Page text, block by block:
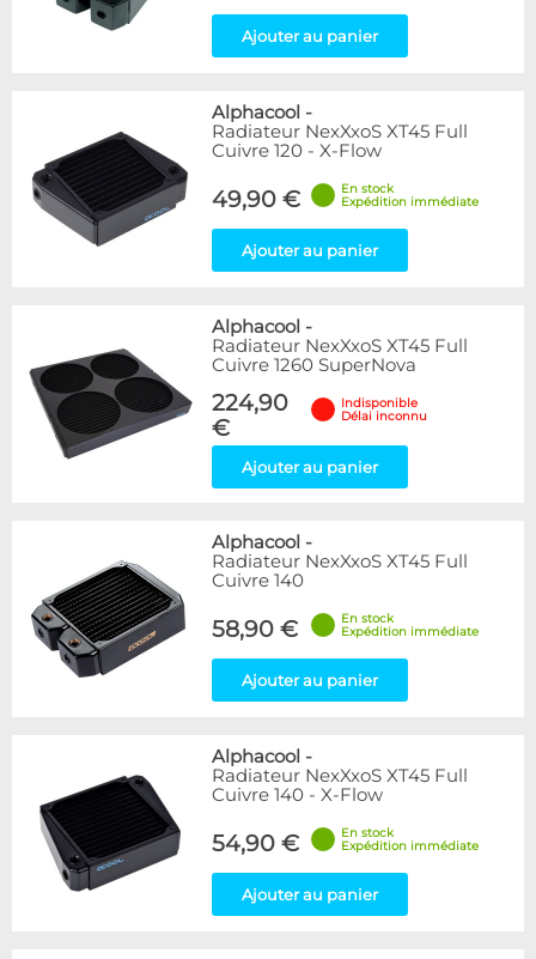
Ajouter au panier
Alphacool -
Radiateur NexXxoS XT45 Full
Cuivre 120 - X-Flow
49,90 €
En stock
Expédition immédiate
Ajouter au panier
Alphacool -
Radiateur NexXxoS XT45 Full
Cuivre 1260 SuperNova
224,90
€
Indisponible
Délai inconnu
Ajouter au panier
Alphacool -
Radiateur NexXxoS XT45 Full
Cuivre 140
58,90 €
En stock
Expédition immédiate
Ajouter au panier
Alphacool -
Radiateur NexXxoS XT45 Full
Cuivre 140 - X-Flow
54,90 €
En stock
Expédition immédiate
Ajouter au panier